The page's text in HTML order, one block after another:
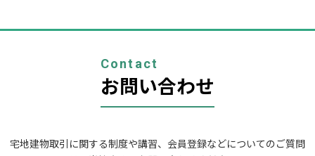
ー
Contact
お問い合わせ
宅地建物取引に関する制度や講習、会員登録などについてのご質問